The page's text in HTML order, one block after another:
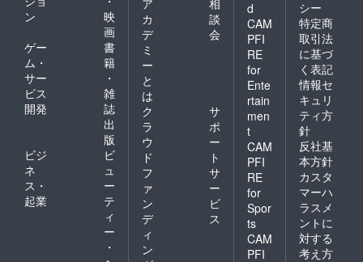
ン
映
画
ゲー
ム・
サー
ビス
開発
書
籍
・
雑
誌
出
版
ビジ
ネ
ス・
起業
ビ
ュ
ー
テ
ィ
ー
・
ア
カ
デ
ミ
ー
と
は
相
談
会
ク
ラ
ウ
ド
フ
ァ
ン
デ
ィ
ン
サ
ポ
ー
ト
サ
ー
ビ
ス
d
CAM
PFI
RE
for
Ente
rtain
men
t
CAM
PFI
RE
for
Spor
ts
CAM
PFI
シー
特定商
取引法
に基づ
く表記
情報セ
キュリ
ティ方
針
反社基
本方針
カスタ
マーハ
ラスメ
ントに
対する
考え方